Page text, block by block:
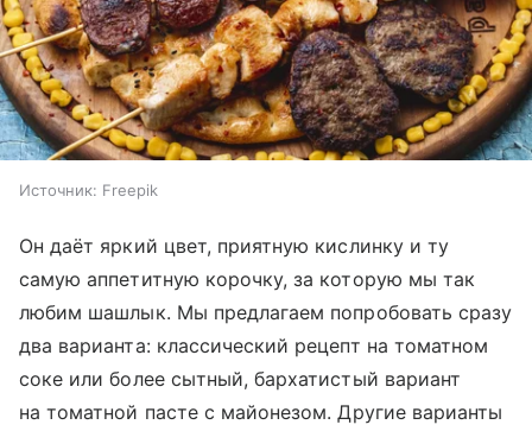
Источник: Freepik
Он даёт яркий цвет, приятную кислинку и ту
самую аппетитную корочку, за которую мы так
любим шашлык. Мы предлагаем попробовать сразу
два варианта: классический рецепт на томатном
соке или более сытный, бархатистый вариант
на томатной пасте с майонезом. Другие варианты